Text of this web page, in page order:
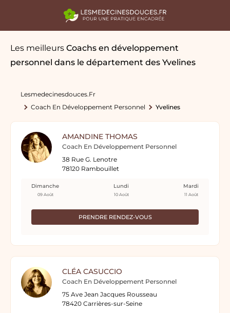
Les meilleurs Coachs en développement
personnel dans le département des Yvelines
Lesmedecinesdouces.fr
Coach En Développement Personnel
Yvelines
AMANDINE THOMAS
Coach En Développement Personnel
38 Rue G. Lenotre
78120 Rambouillet
PRENDRE RENDEZ-VOUS
Dimanche
09 Août
Lundi
10 Août
Mardi
11 Août
CLÉA CASUCCIO
Coach En Développement Personnel
75 Ave Jean Jacques Rousseau
78420 Carrières-sur-Seine